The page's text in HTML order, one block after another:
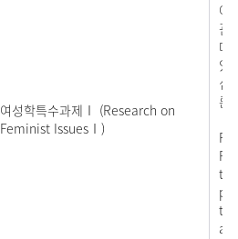
여성학특수과제Ⅰ (Research on
Feminist IssuesⅠ)
여
관
다
있
심
론